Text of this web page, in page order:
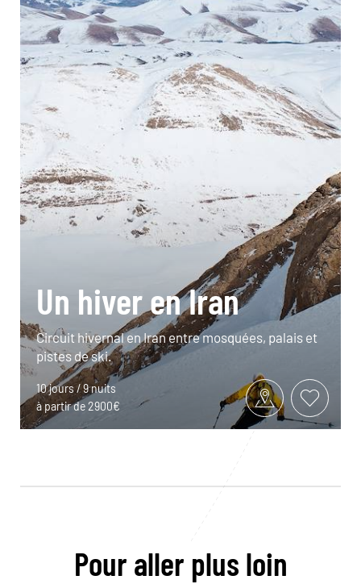
Un hiver en Iran
Circuit hivernal en Iran entre mosquées, palais et
pistes de ski.
10 jours / 9 nuits
à partir de 2900€
Pour aller plus loin